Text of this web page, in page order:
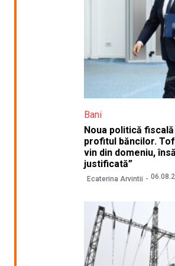
Bani
Noua politică
profitul băncilor.
vin din domeniu,
justificată”
Ecaterina Arvintii